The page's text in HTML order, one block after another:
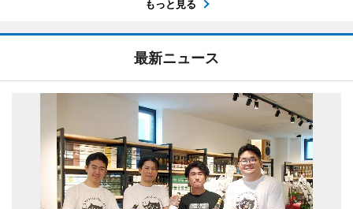
もっと見る
最新ニュース